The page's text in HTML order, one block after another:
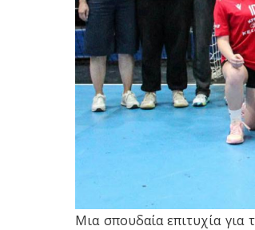
Μια σπουδαία επιτυχία